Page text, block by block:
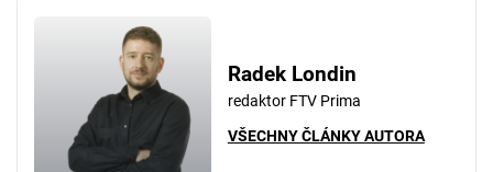
Radek Londin
redaktor FTV Prima
VŠECHNY ČLÁNKY AUTORA